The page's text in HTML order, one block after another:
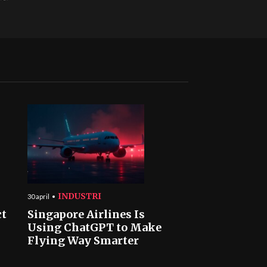
30 april INDUSTRI
Singapore Airlines Is
Using ChatGPT to Make
Flying Way Smarter